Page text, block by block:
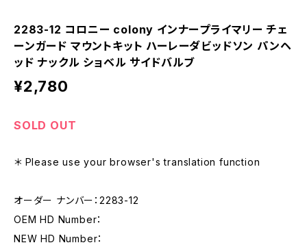
2283-12 コロニー colony インナープライマリー チェ
ーンガード マウントキット ハーレーダビッドソン パンヘ
ッド ナックル ショベル サイドバルブ
¥2,780
SOLD OUT
＊ Please use your browser's translation function
オーダー ナンバー：2283-12
OEM HD Number：
NEW HD Number：